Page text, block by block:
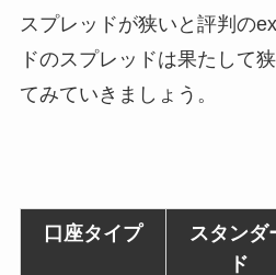
スプレッドが狭いと評判の
ドのスプレッドは果たして
てみていきましょう。
口座タイプ
スタンダ
ド